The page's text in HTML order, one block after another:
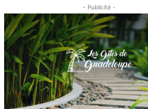
- Publicité -